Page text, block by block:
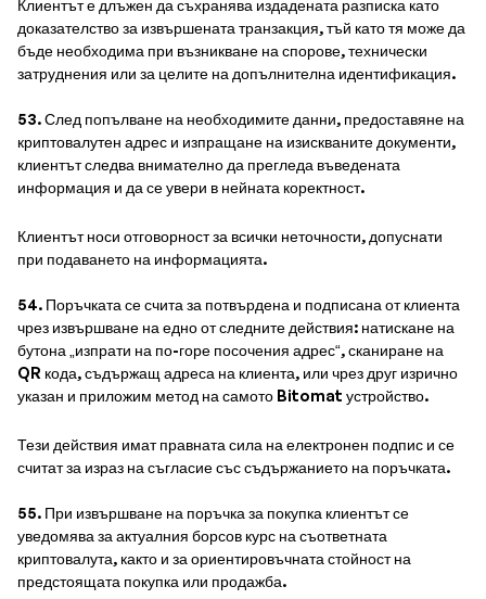
Клиентът е длъжен да съхранява издадената разписка като
доказателство за извършената транзакция, тъй като тя може да
бъде необходима при възникване на спорове, технически
затруднения или за целите на допълнителна идентификация.
53. След попълване на необходимите данни, предоставяне на
криптовалутен адрес и изпращане на изискваните документи,
клиентът следва внимателно да прегледа въведената
информация и да се увери в нейната коректност.
Клиентът носи отговорност за всички неточности, допуснати
при подаването на информацията.
54. Поръчката се счита за потвърдена и подписана от клиента
чрез извършване на едно от следните действия: натискане на
бутона „изпрати на по-горе посочения адрес“, сканиране на
QR кода, съдържащ адреса на клиента, или чрез друг изрично
указан и приложим метод на самото Bitomat устройство.
Тези действия имат правната сила на електронен подпис и се
считат за израз на съгласие със съдържанието на поръчката.
55. При извършване на поръчка за покупка клиентът се
уведомява за актуалния борсов курс на съответната
криптовалута, както и за ориентировъчната стойност на
предстоящата покупка или продажба.